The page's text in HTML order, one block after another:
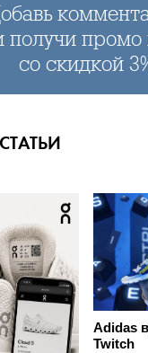
получи промо
со скидкой
Adidas
Twitch